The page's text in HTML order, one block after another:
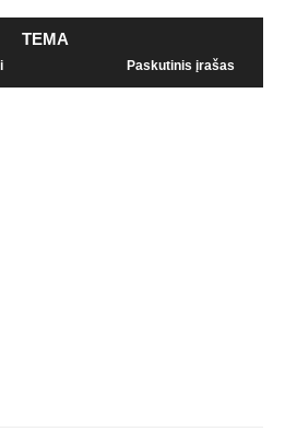
TEMA
Paskutinis įrašas